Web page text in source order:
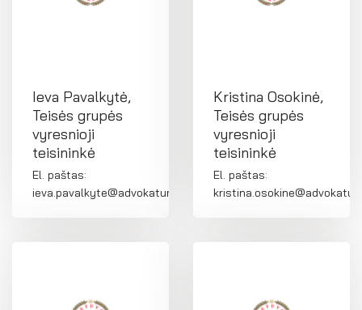
Ieva Pavalkytė,
Teisės grupės
vyresnioji
teisininkė
El. paštas:
ieva.pavalkyte@advokatura.lt
Kristina Osokinė,
Teisės grupės
vyresnioji
teisininkė
El. paštas: